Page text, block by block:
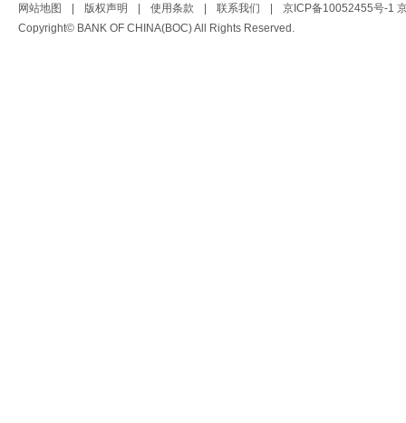
网站地图 版权声明 使用条款 联系我们 京ICP备10052455号-1
Copyright© BANK OF CHINA(BOC) All Rights Reserved.